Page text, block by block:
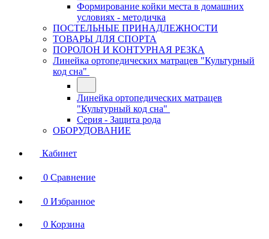
Формирование койки места в домашних
условиях - методичка
ПОСТЕЛЬНЫЕ ПРИНАДЛЕЖНОСТИ
ТОВАРЫ ДЛЯ СПОРТА
ПОРОЛОН И КОНТУРНАЯ РЕЗКА
Линейка ортопедических матрацев "Культурный
код сна"
Линейка ортопедических матрацев
"Культурный код сна"
Серия - Защита рода
ОБОРУДОВАНИЕ
Кабинет
0 Сравнение
0 Избранное
0 Корзина